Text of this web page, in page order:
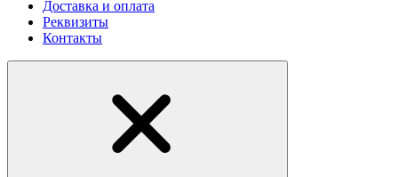
Доставка и оплата
Реквизиты
Контакты